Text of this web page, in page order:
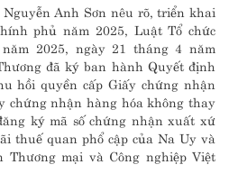
Anh Sơn nêu rõ, triển khai
phủ năm 2025, Luật Tổ chức
2025, ngày 21 tháng 4 năm
đã ký ban hành Quyết định
hồi quyền cấp Giấy chứng nhận
chứng nhận hàng hóa không thay
ký mã số chứng nhận xuất xứ
thuế quan phổ cập của Na Uy và
Thương mại và Công nghiệp Việt